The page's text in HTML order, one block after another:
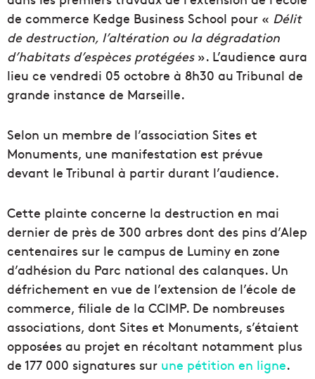
de commerce Kedge Business School pour « Délit
de destruction, l’altération ou la dégradation
d’habitats d’espèces protégées». L’audience aura
lieu ce vendredi 05 octobre à 8h30 au Tribunal de
grande instance de Marseille.
Selon un membre de l’association Sites et
Monuments, une manifestation est prévue
devant le Tribunal à partir durant l’audience.
Cette plainte concerne la destruction en mai
dernier de près de 300 arbres dont des pins d’Alep
centenaires sur le campus de Luminy en zone
d’adhésion du Parc national des calanques. Un
défrichement en vue de l’extension de l’école de
commerce, filiale de la CCIMP. De nombreuses
associations, dont Sites et Monuments, s’étaient
opposées au projet en récoltant notamment plus
de 177 000 signatures sur une pétition en ligne.